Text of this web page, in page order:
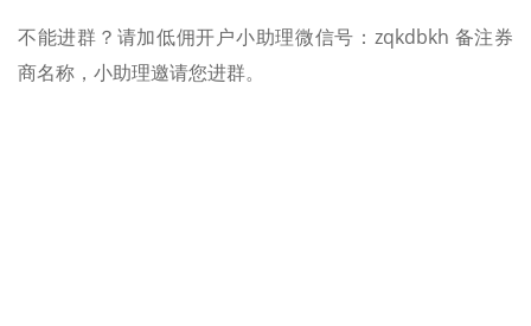
不能进群？请加低佣开户小助理微信号：zqkdbkh 备注券
商名称，小助理邀请您进群。